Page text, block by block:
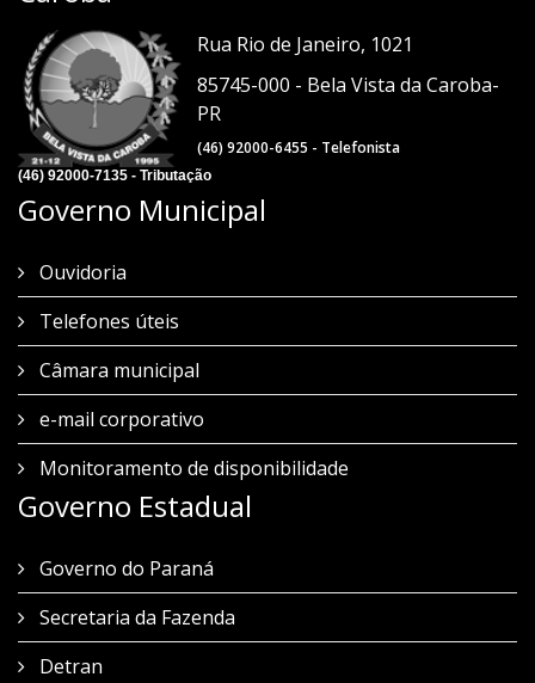
Rua Rio de Janeiro, 1021
85745-000 - Bela Vista da Caroba-
PR
(46) 92000-6455 - Telefonista
(46) 92000-7135 - Tributação
Governo Municipal
Ouvidoria
Telefones úteis
Câmara municipal
e-mail corporativo
Monitoramento de disponibilidade
Governo Estadual
Governo do Paraná
Secretaria da Fazenda
Detran